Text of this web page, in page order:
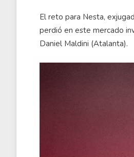
El reto para Nesta,
perdió en este mercado
Daniel Maldini (Atalanta).